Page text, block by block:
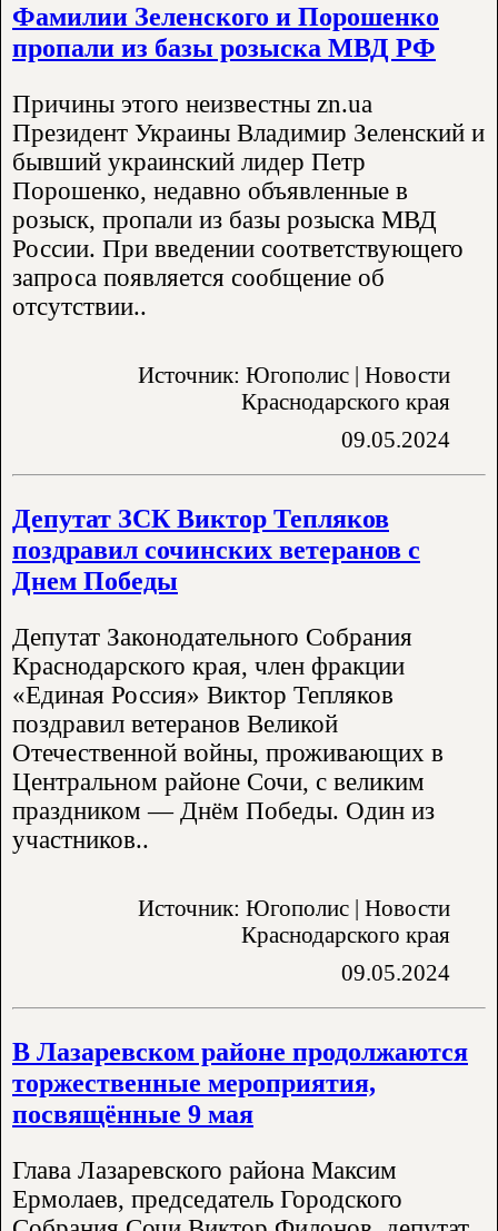
Фамилии Зеленского и Порошенко
пропали из базы розыска МВД РФ
Причины этого неизвестны zn.ua
Президент Украины Владимир Зеленский и
бывший украинский лидер Петр
Порошенко, недавно объявленные в
розыск, пропали из базы розыска МВД
России. При введении соответствующего
запроса появляется сообщение об
отсутствии..
Источник: Югополис | Новости
Краснодарского края
09.05.2024
Депутат ЗСК Виктор Тепляков
поздравил сочинских ветеранов с
Днем Победы
Депутат Законодательного Собрания
Краснодарского края, член фракции
«Единая Россия» Виктор Тепляков
поздравил ветеранов Великой
Отечественной войны, проживающих в
Центральном районе Сочи, с великим
праздником — Днём Победы. Один из
участников..
Источник: Югополис | Новости
Краснодарского края
09.05.2024
В Лазаревском районе продолжаются
торжественные мероприятия,
посвящённые 9 мая
Глава Лазаревского района Максим
Ермолаев, председатель Городского